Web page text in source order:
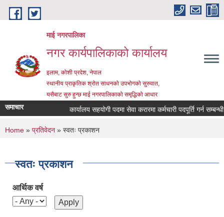
Skip to main content
माई नगरपालिका
नगर कार्यपालिकाको कार्यालय
इलाम, कोशी प्रदेश, नेपाल
स्थानीय प्राकृतिक श्रोत साधनको उपभोगको सुरुवात,
यसैबाट सुरु हुन्छ माई नगरपालिकाको समृद्धिको आधार
समाचार कार्यालय सहयोगी पदमा सेवा करारमा कर्मचारी पदपूर्ति गर्न सम्बन्धी
You are here
Home » प्रतिवेदन » स्वतः प्रकाशन
स्वतः प्रकाशन
आर्थिक वर्ष